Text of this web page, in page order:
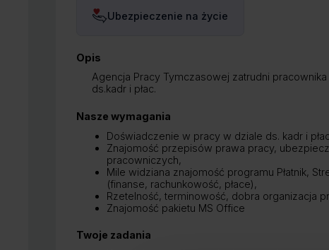
Ubezpieczenie na życie
Opis
Agencja Pracy Tymczasowej zatrudni
ds.kadr i płac.
Nasze wymagania
Doświadczenie w pracy w dziale ds. kadr i
Znajomość przepisów prawa pracy,
pracowniczych,
Mile widziana znajomość programu Płatnik,
(finanse, rachunkowość, płace),
Rzetelność, terminowość, dobra organizacja
Znajomość pakietu MS Office
Twoje zadania